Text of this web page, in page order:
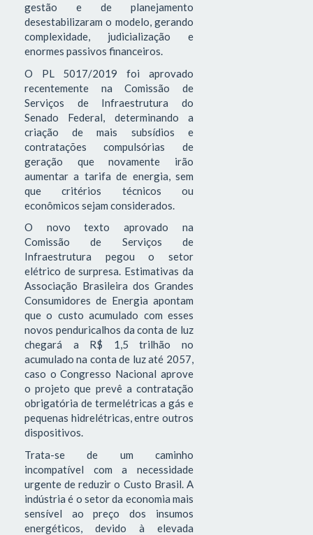
gestão e de planejamento
desestabilizaram o modelo, gerando
complexidade, judicialização e
enormes passivos financeiros.
O PL 5017/2019 foi aprovado
recentemente na Comissão de
Serviços de Infraestrutura do
Senado Federal, determinando a
criação de mais subsídios e
contratações compulsórias de
geração que novamente irão
aumentar a tarifa de energia, sem
que critérios técnicos ou
econômicos sejam considerados.
O novo texto aprovado na
Comissão de Serviços de
Infraestrutura pegou o setor
elétrico de surpresa. Estimativas da
Associação Brasileira dos Grandes
Consumidores de Energia apontam
que o custo acumulado com esses
novos penduricalhos da conta de luz
chegará a R$ 1,5 trilhão no
acumulado na conta de luz até 2057,
caso o Congresso Nacional aprove
o projeto que prevê a contratação
obrigatória de termelétricas a gás e
pequenas hidrelétricas, entre outros
dispositivos.
Trata-se de um caminho
incompatível com a necessidade
urgente de reduzir o Custo Brasil. A
indústria é o setor da economia mais
sensível ao preço dos insumos
energéticos, devido à elevada